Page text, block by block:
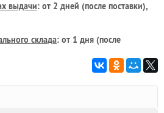
выдачи: от 2 дней (после поставки),
склада: от 1 дня (после